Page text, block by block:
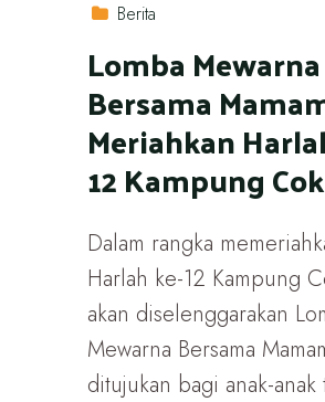
Berita
Lomba Mewarna
Bersama
Meriahkan
12 Kampung
Dalam rangka
Harlah ke-12 Kampung
akan diselenggarakan
Mewarna Bersama
ditujukan bagi anak-anak